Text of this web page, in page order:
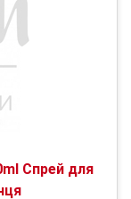
Спрей для